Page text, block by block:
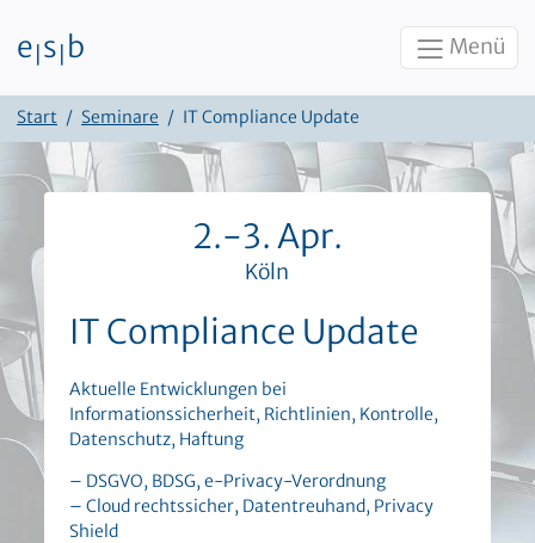
e s b Menü
Start Seminare IT Compliance Update
2.-3. Apr.
Köln
IT Compliance Update
Aktuelle Entwicklungen bei
Informationssicherheit, Richtlinien, Kontrolle,
Datenschutz, Haftung
– DSGVO, BDSG, e-Privacy-Verordnung
– Cloud rechtssicher, Datentreuhand, Privacy
Shield